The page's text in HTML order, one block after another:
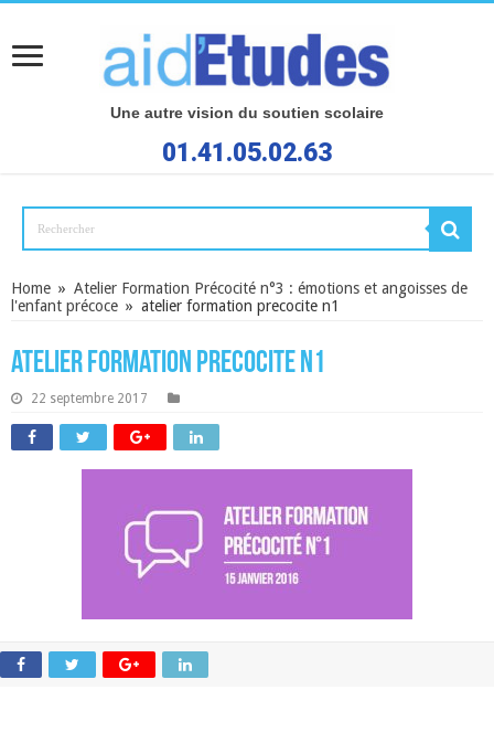
Une autre vision du soutien scolaire
01.41.05.02.63
Home » Atelier Formation Précocité n°3 : émotions et angoisses de
l'enfant précoce » atelier formation precocite n1
atelier formation precocite n1
22 septembre 2017